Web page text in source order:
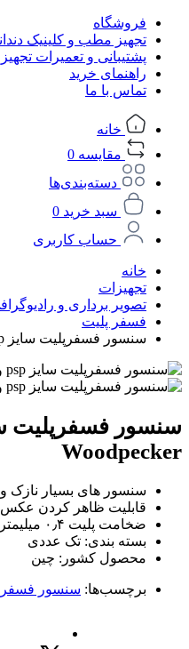
فروشگاه
تجهیز مطب و کلینیک
پشتیبانی و تعمیرات
راهنمای خرید
تماس با ما
خانه
مقایسه 0
دسته‌بندی‌ها
سبد خرید 0
حساب کاربری
خانه
تجهیزات
تصویر برداری و
فسفر پلیت
سنسور فسفرپلیت سایز psp وودپیکر Woodpecker
Woodpecker
سنسور های بسیار نازک
قابلیت ظاهر کردن عکس بیشتر
ضخامت پلیت ۰٫۴ میلیمتری
بسته بندی: تک عددی
محصول کشور: چین
برچسب‌ها: سنسور